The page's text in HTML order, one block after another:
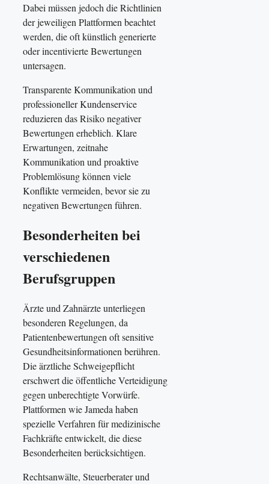
Dabei müssen jedoch die Richtlinien
der jeweiligen Plattformen beachtet
werden, die oft künstlich generierte
oder incentivierte Bewertungen
untersagen.
Transparente Kommunikation und
professioneller Kundenservice
reduzieren das Risiko negativer
Bewertungen erheblich. Klare
Erwartungen, zeitnahe
Kommunikation und proaktive
Problemlösung können viele
Konflikte vermeiden, bevor sie zu
negativen Bewertungen führen.
Besonderheiten bei
verschiedenen
Berufsgruppen
Ärzte und Zahnärzte unterliegen
besonderen Regelungen, da
Patientenbewertungen oft sensitive
Gesundheitsinformationen berühren.
Die ärztliche Schweigepflicht
erschwert die öffentliche Verteidigung
gegen unberechtigte Vorwürfe.
Plattformen wie Jameda haben
spezielle Verfahren für medizinische
Fachkräfte entwickelt, die diese
Besonderheiten berücksichtigen.
Rechtsanwälte, Steuerberater und